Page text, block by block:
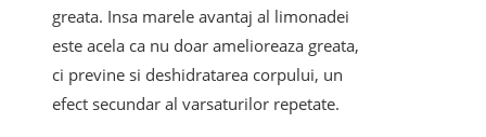
greata. Insa marele avantaj al limonadei
este acela ca nu doar amelioreaza greata,
ci previne si deshidratarea corpului, un
efect secundar al varsaturilor repetate.